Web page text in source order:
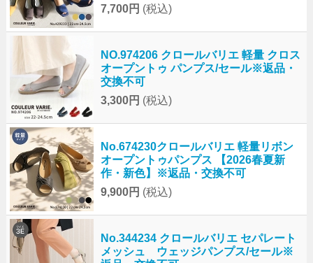
7,700円 (税込)
NO.974206 クロールバリエ 軽量 クロス
オープントゥ パンプス/セール※返品・
交換不可
3,300円 (税込)
No.674230クロールバリエ 軽量リボン
オープントゥパンプス 【2026春夏新
作・新色】※返品・交換不可
9,900円 (税込)
No.344234 クロールバリエ セパレート
メッシュ ウェッジパンプス/セール※